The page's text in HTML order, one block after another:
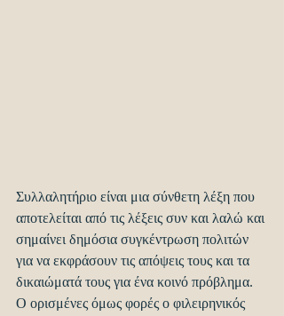
Συλλαλητήριο είναι μια σύνθετη λέξη που
αποτελείται από τις λέξεις συν και λαλώ και
σημαίνει δημόσια συγκέντρωση πολιτών
για να εκφράσουν τις απόψεις τους και τα
δικαιώματά τους για ένα κοινό πρόβλημα.
Ο ορισμένες όμως φορές ο φιλειρηνικός